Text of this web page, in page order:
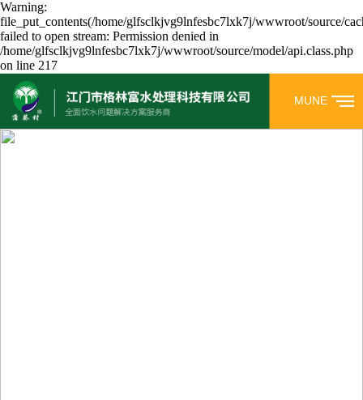
Warning:
file_put_contents(/home/glfsclkjvg9lnfesbc7lxk7j/wwwroot/source/
failed to open stream: Permission denied in
/home/glfsclkjvg9lnfesbc7lxk7j/wwwroot/source/model/api.class.php
on line 217
MUNE